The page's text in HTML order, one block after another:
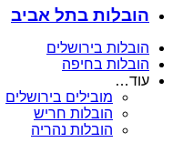
הובלות בתל אביב
הובלות בירושלים
הובלות בחיפה
עוד…
מובילים בירושלים
הובלות חריש
הובלות נהריה